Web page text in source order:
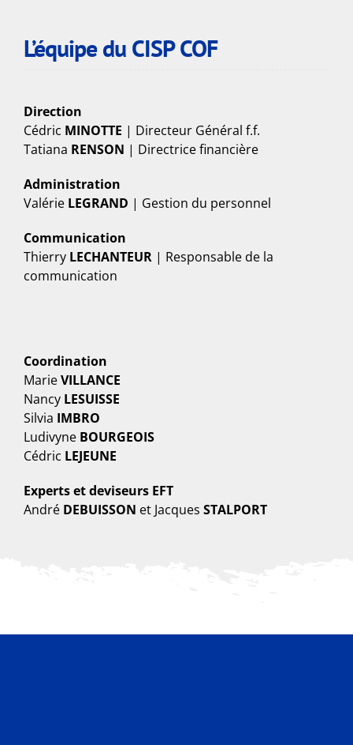
L’équipe du CISP COF
Direction
Cédric MINOTTE | Directeur Général f.f.
Tatiana RENSON | Directrice financière
Administration
Valérie LEGRAND | Gestion du personnel
Communication
Thierry LECHANTEUR | Responsable de la
communication
Coordination
MarieVILLANCE
Nancy LESUISSE
Silvia IMBRO
Ludivyne BOURGEOIS
Cédric LEJEUNE
Experts et deviseurs EFT
André DEBUISSON et Jacques STALPORT